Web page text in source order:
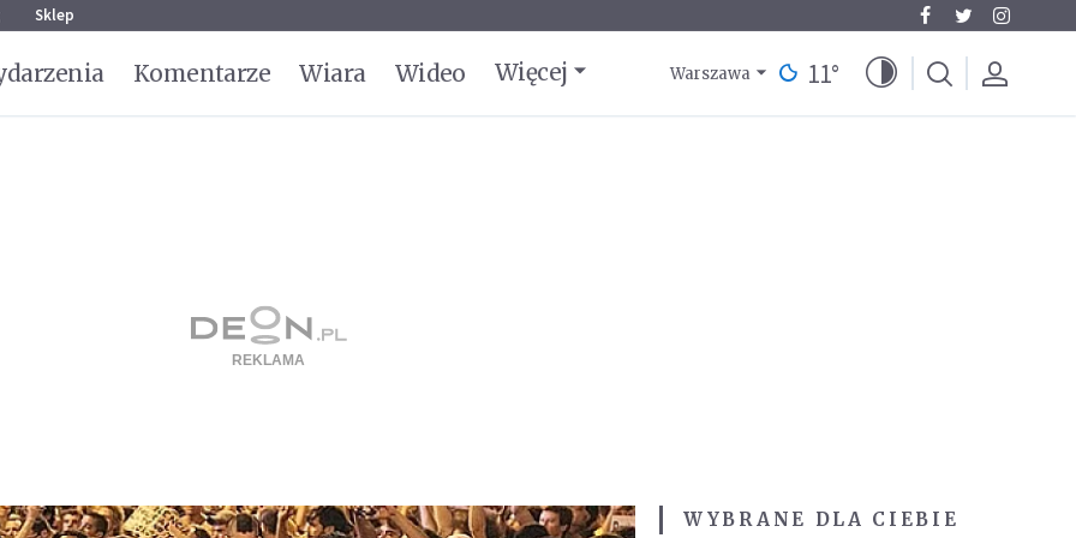
Sklep
Komentarze Wiara Wideo Więcej Warszawa 11°
WYBRANE DLA CIEBIE